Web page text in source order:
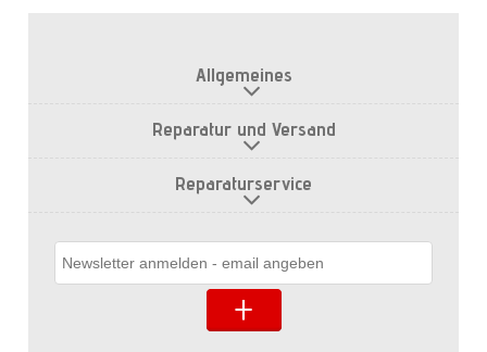
Allgemeines
Reparatur und Versand
Reparaturservice